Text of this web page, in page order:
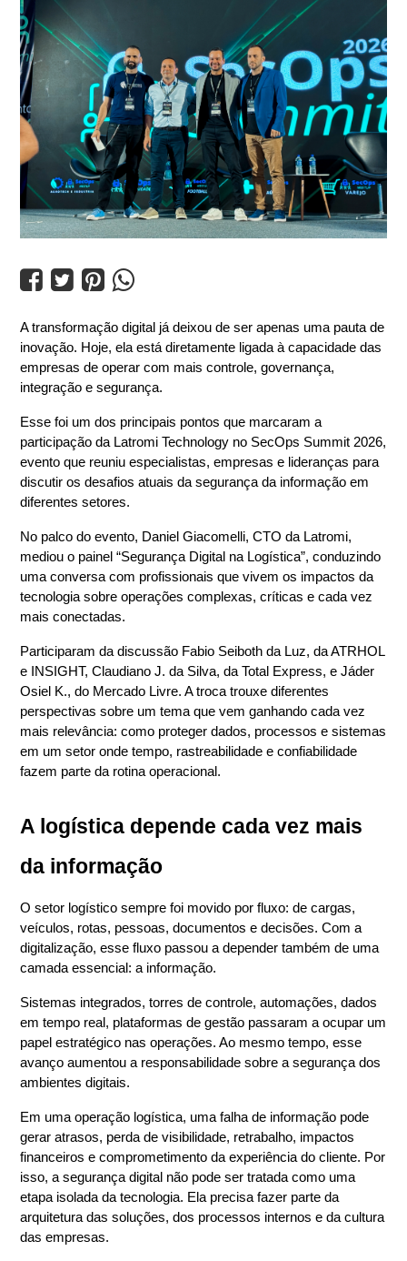
   
A transformação digital já deixou de ser apenas uma pauta de
inovação. Hoje, ela está diretamente ligada à capacidade das
empresas de operar com mais controle, governança,
integração e segurança.
Esse foi um dos principais pontos que marcaram a
participação da Latromi Technology no SecOps Summit 2026,
evento que reuniu especialistas, empresas e lideranças para
discutir os desafios atuais da segurança da informação em
diferentes setores.
No palco do evento, Daniel Giacomelli, CTO da Latromi,
mediou o painel “Segurança Digital na Logística”, conduzindo
uma conversa com profissionais que vivem os impactos da
tecnologia sobre operações complexas, críticas e cada vez
mais conectadas.
Participaram da discussão Fabio Seiboth da Luz, da ATRHOL
e INSIGHT, Claudiano J. da Silva, da Total Express, e Jáder
Osiel K., do Mercado Livre. A troca trouxe diferentes
perspectivas sobre um tema que vem ganhando cada vez
mais relevância: como proteger dados, processos e sistemas
em um setor onde tempo, rastreabilidade e confiabilidade
fazem parte da rotina operacional.
A logística depende cada vez mais
da informação
O setor logístico sempre foi movido por fluxo: de cargas,
veículos, rotas, pessoas, documentos e decisões. Com a
digitalização, esse fluxo passou a depender também de uma
camada essencial: a informação.
Sistemas integrados, torres de controle, automações, dados
em tempo real, plataformas de gestão passaram a ocupar um
papel estratégico nas operações. Ao mesmo tempo, esse
avanço aumentou a responsabilidade sobre a segurança dos
ambientes digitais.
Em uma operação logística, uma falha de informação pode
gerar atrasos, perda de visibilidade, retrabalho, impactos
financeiros e comprometimento da experiência do cliente. Por
isso, a segurança digital não pode ser tratada como uma
etapa isolada da tecnologia. Ela precisa fazer parte da
arquitetura das soluções, dos processos internos e da cultura
das empresas.